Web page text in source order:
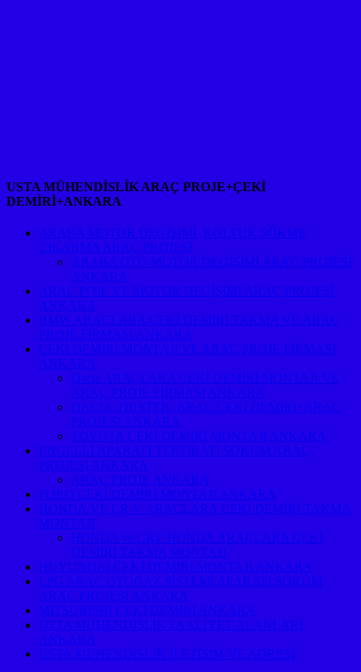
USTA MÜHENDİSLİK ARAÇ PROJE+ÇEKİ
DEMİRİ+ANKARA
ARABA MOTOR DEGİŞİMİ ,KOLTUK SÖKME
ÇIKARMA ARAÇ PROJESİ
ARABA OTO MOTOR DEGİŞİMİ ARAÇ PROJESİ
ANKARA
ARAÇ POJE VE MOTOR DEGİŞİMİ ARAÇ PROJESİ
ANKARA
BMW ARAÇLARA ÇEKİ DEMİRİ TAKMA VE ARAÇ
PROJE FİRMASI ANKARA
ÇEKİ DEMİRİ MONTAJI VE ARAÇ PROJE FİRMASI
ANKARA
Dacia ARAÇLARA ÇEKİ DEMİRİ MONTAJI VE
ARAÇ PROJE FİRMASI ANKARA
DACİA ,DUSTER ,ARAÇ ÇEKİ DEMİRİ+ARAÇ
PROJESİ ANKARA
TOYOTA ÇEKİ DEMİRİ MONTAJI ANKARA
ENGELLİ APARATI TERTİBATI SÖKÜM ARAÇ
PROJESİ ANKARA
ARAÇ PROJE ANKARA
FORD ÇEKİ DEMİRİ MONTAJI ANKARA
HONDA/VE CR-V ARAÇLARA ÇEKİ DEMİRİ TAKMA
MONTAJI
HONDA ve CRV HONDA ARAÇLARA ÇEKİ
DEMİRİ TAKMA MONTAJI
HUYUNDAİ ÇEKİ DEMİRİ MONTAJI ANKARA
LPG ARAÇ OTOGAZ SİSTEMİ APARATI SÖKÜM
ARAÇ PROJESİ ANKARA
MITSUBISHI ÇEKİ DEMİRİ ANKARA
USTA MÜHENDİSLİK FAALİYET ALANLARI
ANKARA
USTA MÜHENDİSLİK İLETİŞİM VE ADRESİ